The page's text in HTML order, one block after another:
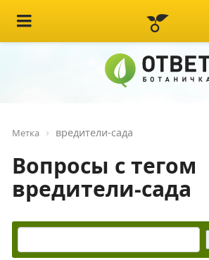
Метка вредители-сада
Вопросы с тегом
вредители-сада